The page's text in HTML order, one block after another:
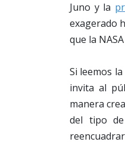
Juno y la
exagerado
que la
Si leemos
invita al
manera
del tipo de